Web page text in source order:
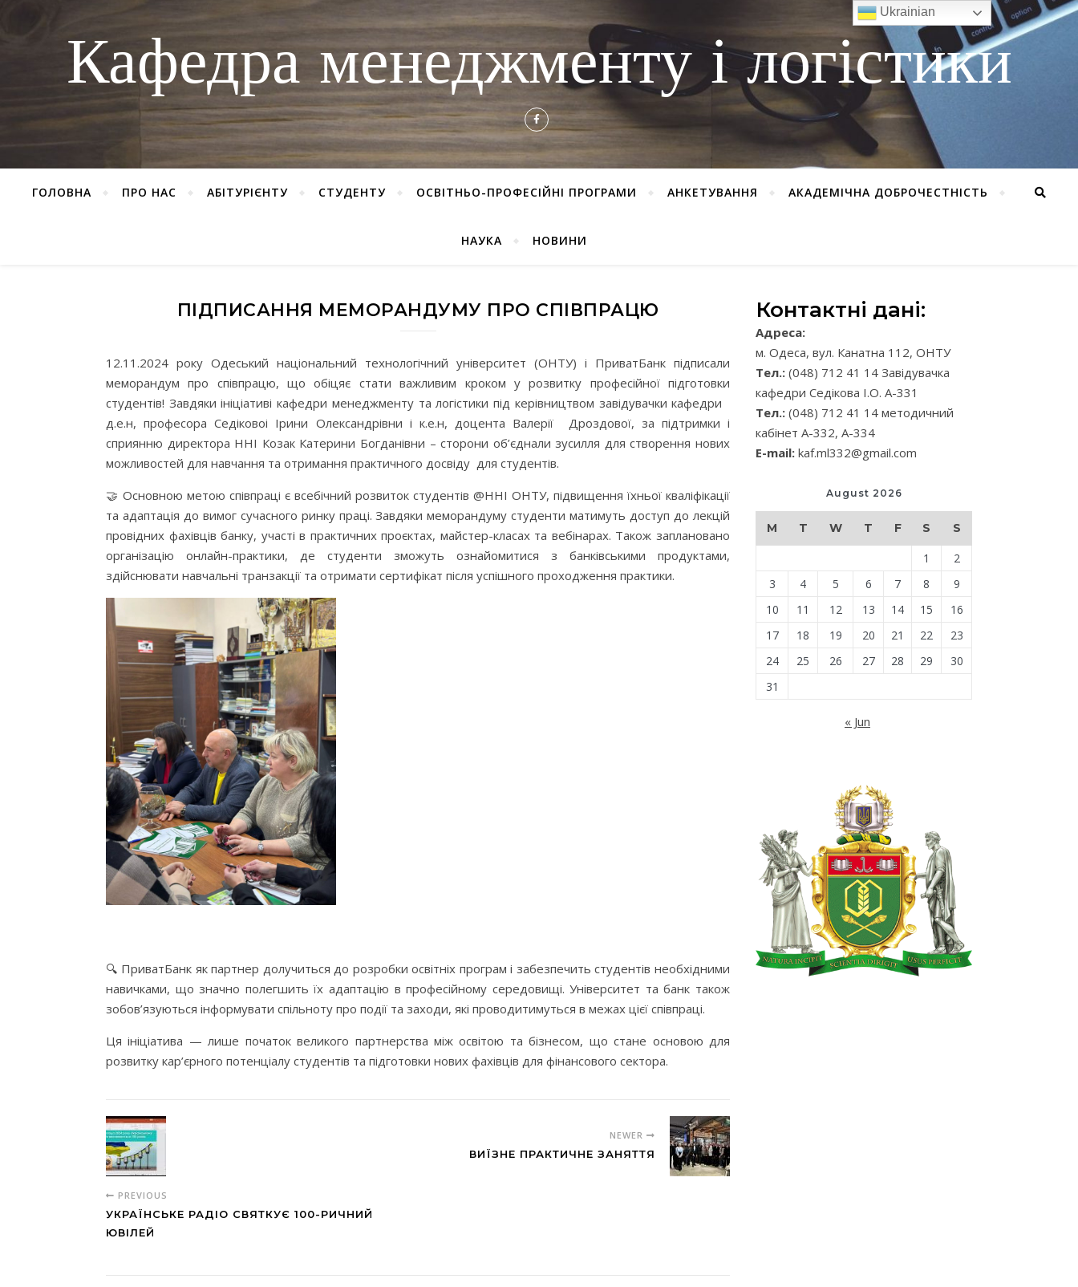
Кафедра менеджменту і логістики
ГОЛОВНА ПРО НАС АБІТУРІЄНТУ СТУДЕНТУ ОСВІТНЬО-ПРОФЕСІЙНІ ПРОГРАМИ АНКЕТУВАННЯ АКАДЕМІЧНА ДОБРОЧЕСТНІСТЬ
НАУКА НОВИНИ
ПІДПИСАННЯ МЕМОРАНДУМУ ПРО СПІВПРАЦЮ
12.11.2024 року Одеський національний технологічний університет (ОНТУ) і ПриватБанк підписали
меморандум про співпрацю, що обіцяє стати важливим кроком у розвитку професійної підготовки
студентів! Завдяки ініціативі кафедри менеджменту та логістики під керівництвом завідувачки кафедри
д.е.н, професора Седіковоі Ірини Олександрівни і к.е.н, доцента Валерії Дроздової, за підтримки і
сприянню директора ННІ Козак Катерини Богданівни – сторони об’єднали зусилля для створення нових
можливостей для навчання та отримання практичного досвіду для студентів.
🤝 Основною метою співпраці є всебічний розвиток студентів @ННІ ОНТУ, підвищення їхньої кваліфікації
та адаптація до вимог сучасного ринку праці. Завдяки меморандуму студенти матимуть доступ до лекцій
провідних фахівців банку, участі в практичних проєктах, майстер-класах та вебінарах. Також заплановано
організацію онлайн-практики, де студенти зможуть ознайомитися з банківськими продуктами,
здійснювати навчальні транзакції та отримати сертифікат після успішного проходження практики.
🔍 ПриватБанк як партнер долучиться до розробки освітніх програм і забезпечить студентів необхідними
навичками, що значно полегшить їх адаптацію в професійному середовищі. Університет та банк також
зобов’язуються інформувати спільноту про події та заходи, які проводитимуться в межах цієї співпраці.
Ця ініціатива — лише початок великого партнерства між освітою та бізнесом, що стане основою для
розвитку кар’єрного потенціалу студентів та підготовки нових фахівців для фінансового сектора.
PREVIOUS
УКРАЇНСЬКЕ РАДІО СВЯТКУЄ 100-РИЧНИЙ
ЮВІЛЕЙ
NEWER
ВИЇЗНЕ ПРАКТИЧНЕ ЗАНЯТТЯ
Контактні дані:
Адреса:
м. Одеса, вул. Канатна 112, ОНТУ
Тел.: (048) 712 41 14 Завідувачка
кафедри Седікова І.О. А-331
Тел.: (048) 712 41 14 методичний
кабінет А-332, А-334
E-mail: kaf.ml332@gmail.com
August 2026
M T W T F S S
1
2
3
4 5 6 7 8
9
10
11 12 13 14 15
16
17
18 19 20 21 22
23
24
25 26 27 28 29
30
31
« Jun
Ukrainian